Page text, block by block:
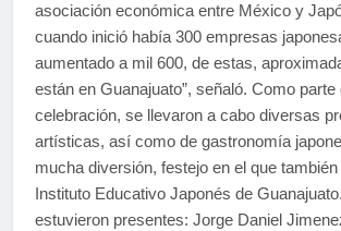
asociación económica entre México y
cuando inició había 300 empresas
aumentado a mil 600, de estas,
están en Guanajuato”, señaló. Como parte
celebración, se llevaron a cabo diversas
artísticas, así como de gastronomía
mucha diversión, festejo en el que
Instituto Educativo Japonés de
estuvieron presentes: Jorge Daniel